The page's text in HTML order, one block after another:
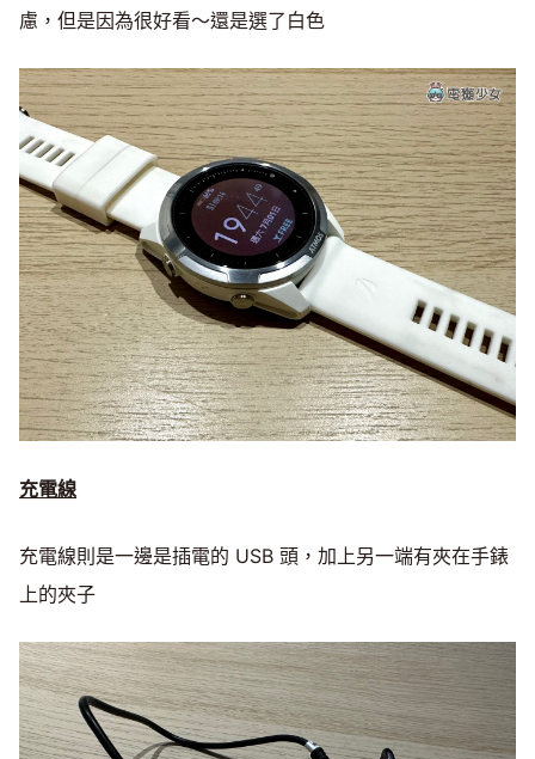
慮，但是因為很好看～還是選了白色
充電線
充電線則是一邊是插電的 USB 頭，加上另一端有夾在手錶
上的夾子